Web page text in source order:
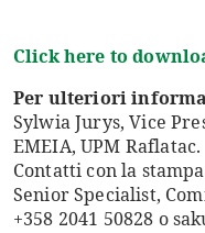
Click here to
Per ulteriori
Sylwia Jurys, Vice
EMEIA, UPM Raflatac.
Contatti con la
Senior Specialist,
+358 2041 50828 o